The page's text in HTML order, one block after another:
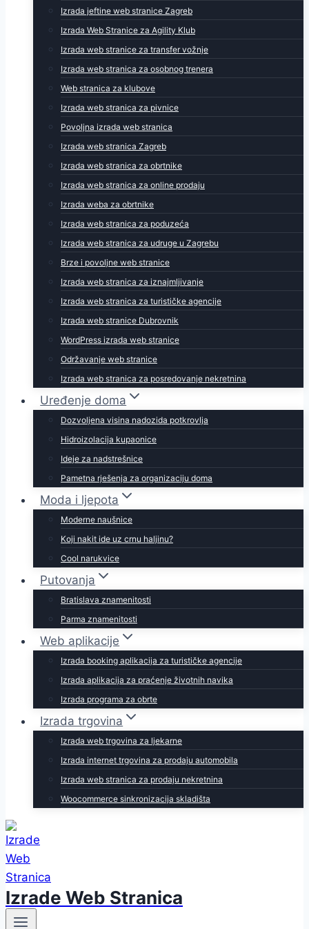
Izrada jeftine web stranice Zagreb
Izrada Web Stranice za Agility Klub
Izrada web stranice za transfer vožnje
Izrada web stranica za osobnog trenera
Web stranica za klubove
Izrada web stranica za pivnice
Povoljna izrada web stranica
Izrada web stranica Zagreb
Izrada web stranica za obrtnike
Izrada web stranica za online prodaju
Izrada weba za obrtnike
Izrada web stranica za poduzeća
Izrada web stranica za udruge u Zagrebu
Brze i povoljne web stranice
Izrada web stranica za iznajmljivanje
Izrada web stranica za turističke agencije
Izrada web stranice Dubrovnik
WordPress izrada web stranice
Održavanje web stranice
Izrada web stranica za posredovanje nekretnina
Uređenje doma
Dozvoljena visina nadozida potkrovlja
Hidroizolacija kupaonice
Ideje za nadstrešnice
Pametna rješenja za organizaciju doma
Moda i ljepota
Moderne naušnice
Koji nakit ide uz crnu haljinu?
Cool narukvice
Putovanja
Bratislava znamenitosti
Parma znamenitosti
Web aplikacije
Izrada booking aplikacija za turističke agencije
Izrada aplikacija za praćenje životnih navika
Izrada programa za obrte
Izrada trgovina
Izrada web trgovina za ljekarne
Izrada internet trgovina za prodaju automobila
Izrada web stranica za prodaju nekretnina
Woocommerce sinkronizacija skladišta
Izrade Web Stranica